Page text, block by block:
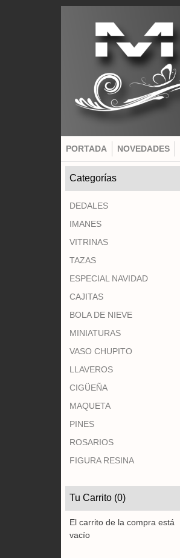
PORTADA NOVEDADES
Categorías
DEDALES
IMANES
VITRINAS
TAZAS
ESPECIAL NAVIDAD
CAJITAS
BOLA DE NIEVE
MINIATURAS
VASO CHUPITO
LLAVEROS
CIGÜEÑA
MAQUETA
PINES
ROSARIOS
FIGURA RESINA
Tu Carrito (0)
El carrito de la compra está
vacío